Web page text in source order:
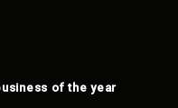
of the year